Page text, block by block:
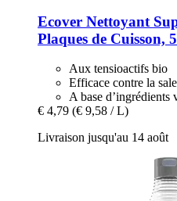
Ecover Nettoyant
Plaques de Cuisson,
Aux tensioactifs bio
Efficace contre la
A base d’ingrédients
€ 4,79 (€ 9,58 / L)
Livraison jusqu'au 14 août